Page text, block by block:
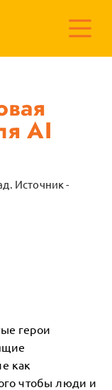
AI
Источник -
герои
как
чтобы люди и